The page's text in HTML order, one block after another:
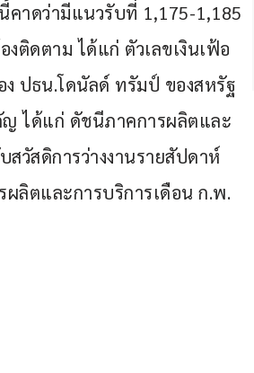
คาดว่ามีแนวรับที่ 1,175-1,185
ติดตาม ได้แก่ ตัวเลขเงินเฟ้อ
ง ปธน.โดนัลด์ ทรัมป์ ของสหรัฐ
ญ ได้แก่ ดัชนีภาคการผลิตและ
สวัสดิการว่างงานรายสัปดาห์
ลิตและการบริการเดือน ก.พ.